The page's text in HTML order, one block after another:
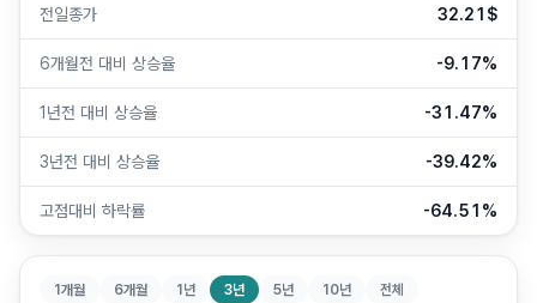
전일종가 32.21$
6개월전 대비 상승율 -9.17%
1년전 대비 상승율 -31.47%
3년전 대비 상승율 -39.42%
고점대비 하락률 -64.51%
1개월 6개월 1년 3년 5년 10년 전체